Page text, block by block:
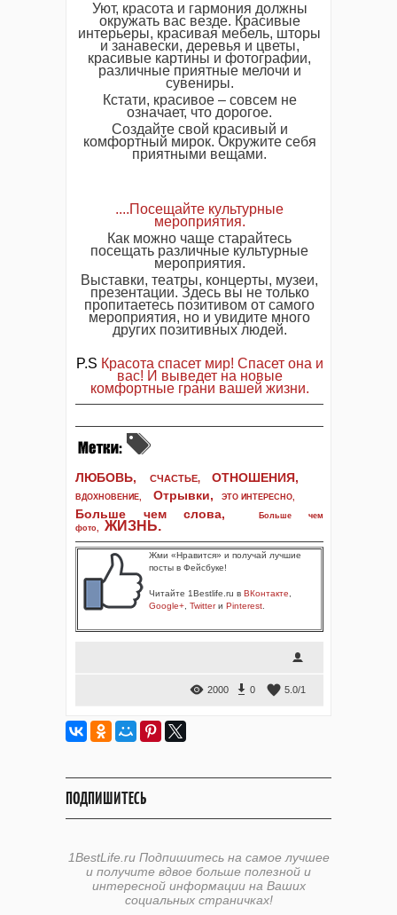
Уют, красота и гармония должны
окружать вас везде. Красивые
интерьеры, красивая мебель, шторы
и занавески, деревья и цветы,
красивые картины и фотографии,
различные приятные мелочи и
сувениры.
Кстати, красивое – совсем не
означает, что дорогое.
Создайте свой красивый и
комфортный мирок. Окружите себя
приятными вещами.
....Посещайте культурные
мероприятия.
Как можно чаще старайтесь
посещать различные культурные
мероприятия.
Выставки, театры, концерты, музеи,
презентации. Здесь вы не только
пропитаетесь позитивом от самого
мероприятия, но и увидите много
других позитивных людей.
P.S Красота спасет мир! Спасет она и
вас! И выведет на новые
комфортные грани вашей жизни.
ЛЮБОВЬ, СЧАСТЬЕ, ОТНОШЕНИЯ,
ВДОХНОВЕНИЕ, Отрывки, ЭТО ИНТЕРЕСНО,
Больше чем слова,
Больше чем
фото, ЖИЗНЬ.
Жми «Нравится» и получай лучшие
посты в Фейсбуке!
Читайте 1Bestlife.ru в ВКонтакте
Google+ Twitterи Pinterest
2000 0 5.0/1
ПОДПИШИТЕСЬ
1BestLife.ru Подпишитесь на самое лучшее
и получите вдвое больше полезной и
интересной информации на Ваших
социальных страничках!